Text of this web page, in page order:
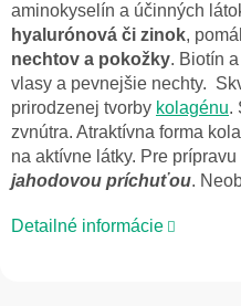
aminokyselín a účinných
hyalurónová či zinok,
nechtov a pokožky. Biotín a
vlasy a pevnejšie nechty.
prirodzenej tvorby kolagénu.
zvnútra. Atraktívna forma
na aktívne látky. Pre
jahodovou príchuťou.
Detailné informácie